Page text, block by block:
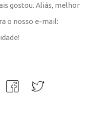
gostou. Aliás, melhor
o nosso e-mail: